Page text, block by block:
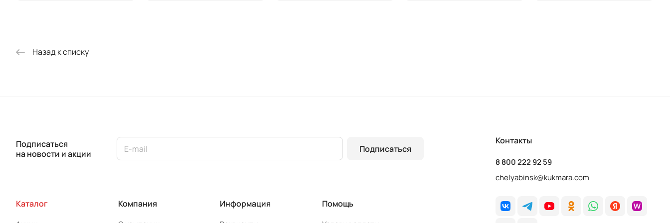
Назад к списку
Подписаться
на новости и акции
Подписаться
Каталог Компания Информация Помощь
Контакты
8 800 222 92 59
chelyabinsk@kukmara.com